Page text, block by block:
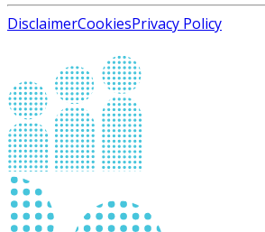
DisclaimerCookiesPrivacy Policy